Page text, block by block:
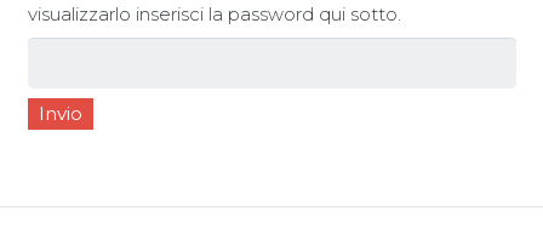
visualizzarlo inserisci la password qui sotto.